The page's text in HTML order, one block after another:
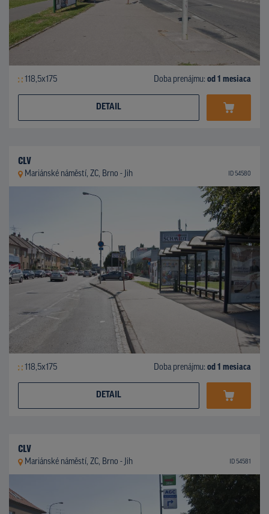
118,5x175 Doba prenájmu: od 1 mesiaca
DETAIL
CLV
Mariánské náměstí, ZC, Brno - Jih ID 54580
118,5x175 Doba prenájmu: od 1 mesiaca
DETAIL
CLV
Mariánské náměstí, ZC, Brno - Jih ID 54581